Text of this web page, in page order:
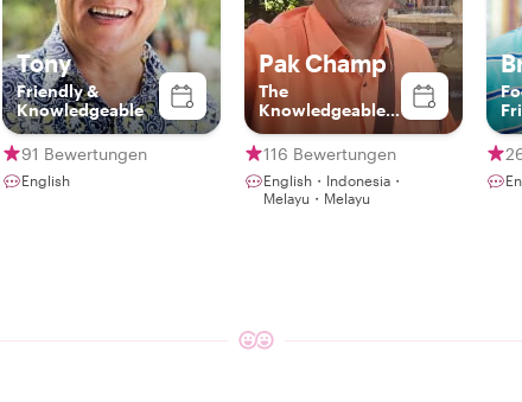
Tony
Friendly &
Knowledgeable
91 Bewertungen
English
Pak Champ
The
Knowledgeable
Guide
116 Bewertungen
English・Indonesia・
Melayu・Melayu